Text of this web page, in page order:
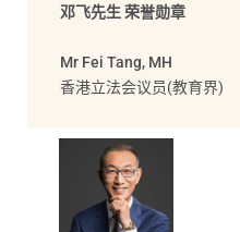
邓飞先生 荣誉勋章
Mr Fei Tang, MH
香港立法会议员(教育界)